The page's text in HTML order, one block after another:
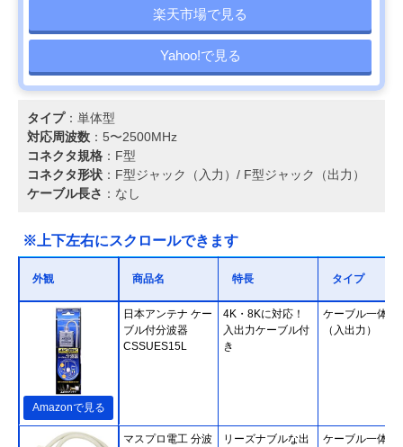
楽天市場で見る
Yahoo!で見る
タイプ：単体型
対応周波数 ：5〜2500MHz
コネクタ規格 ：F型
コネクタ形状 ：F型ジャック（入力）/ F型ジャック（出力）
ケーブル長さ ：なし
※上下左右にスクロールできます
外観 商品名 特長 タイプ
Amazonで見る
日本アンテナ ケー
ブル付分波器
CSSUES15L
4K・8Kに対応！
入出力ケーブル付
き
ケーブル一体型
（入出力）
マスプロ電工 分波
リーズナブルな出
ケーブル一体型